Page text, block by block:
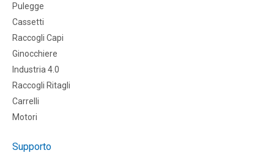
Pulegge
Cassetti
Raccogli Capi
Ginocchiere
Industria 4.0
Raccogli Ritagli
Carrelli
Motori
Supporto